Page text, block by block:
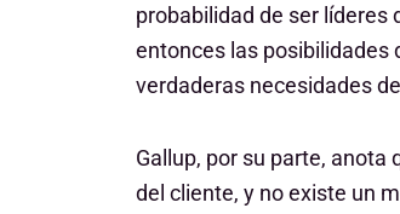
probabilidad de ser líderes
entonces las posibilidades
verdaderas necesidades
Gallup, por su parte,
del cliente, y no existe un